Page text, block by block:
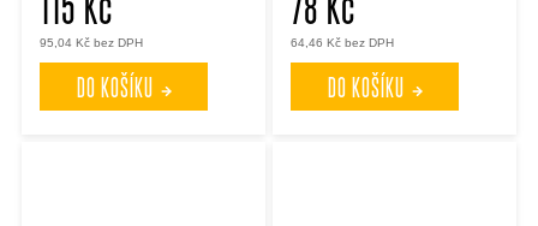
95,04 Kč bez DPH
DO KOŠÍKU
64,46 Kč bez DPH
DO KOŠÍKU